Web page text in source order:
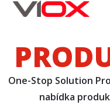
Přejít
One-Stop Solution
nabídka